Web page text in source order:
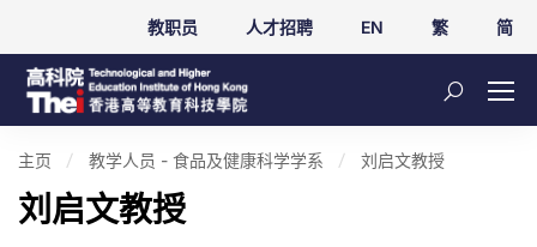
教职员 人才招聘 EN 繁 简
主页 教学人员 - 食品及健康科学学系 刘启文教授
刘启文教授